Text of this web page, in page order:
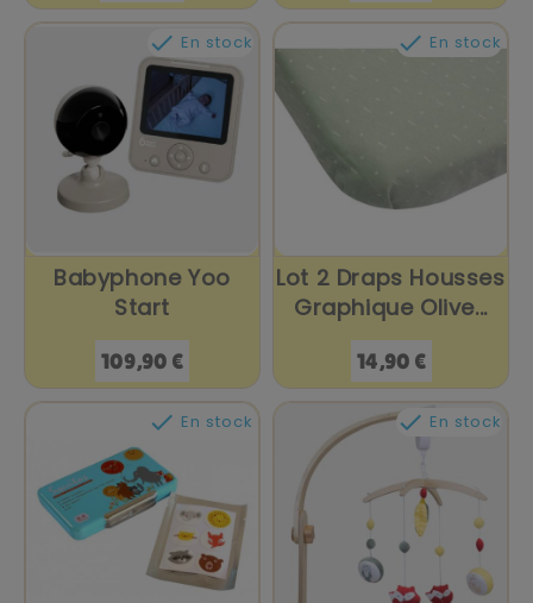
 En stock
Babyphone Yoo
Start
Prix
109,90 €
 En stock
Lot 2 Draps Housses
Graphique Olive...
Prix
14,90 €
 En stock  En stock